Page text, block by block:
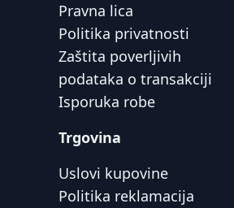
Pravna lica
Politika privatnosti
Zaštita poverljivih
podataka o transakciji
Isporuka robe
Trgovina
Uslovi kupovine
Politika reklamacija